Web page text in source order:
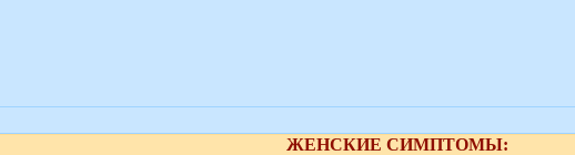
ЖЕНСКИЕ СИМПТОМЫ: